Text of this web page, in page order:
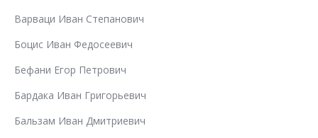
Варваци Иван Степанович
Боцис Иван Федосеевич
Бефани Егор Петрович
Бардака Иван Григорьевич
Бальзам Иван Дмитриевич